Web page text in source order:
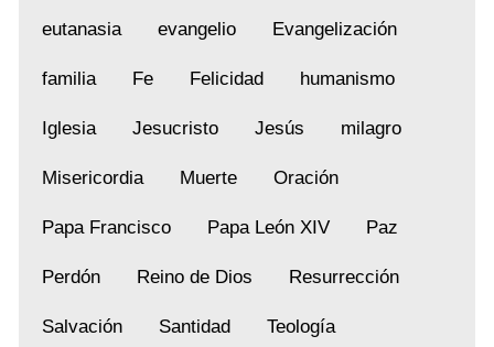
eutanasia evangelio Evangelización
familia Fe Felicidad humanismo
Iglesia Jesucristo Jesús milagro
Misericordia Muerte Oración
Papa Francisco Papa León XIV Paz
Perdón Reino de Dios Resurrección
Salvación Santidad Teología